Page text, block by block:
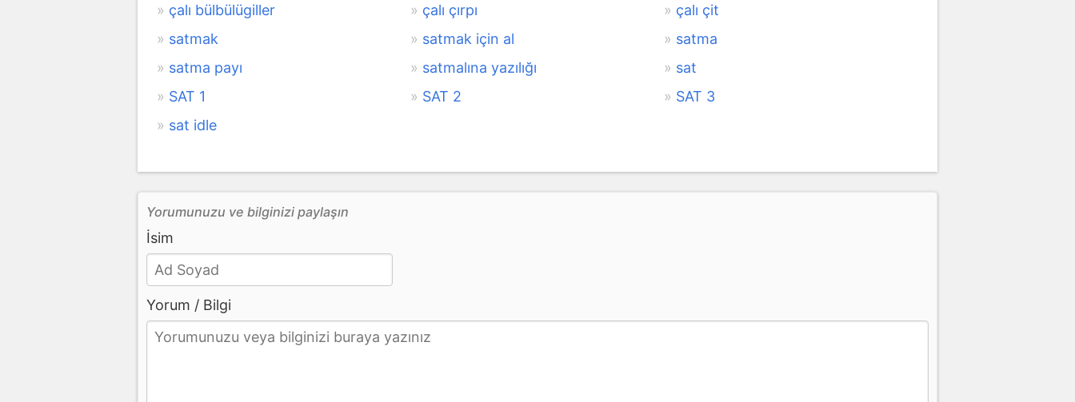
çalı bülbülügiller
çalı çırpı
çalı çit
satmak
satmak için al
satma
satma payı
satmalına yazılığı
sat
SAT 1
SAT 2
SAT 3
sat idle
Yorumunuzu ve bilginizi paylaşın
İsim
Yorum / Bilgi